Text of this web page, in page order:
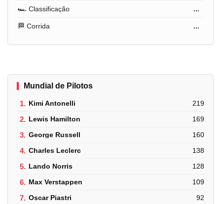
🏎️ Classificação ...
🏁 Corrida ...
Mundial de Pilotos
1. Kimi Antonelli 219
2. Lewis Hamilton 169
3. George Russell 160
4. Charles Leclerc 138
5. Lando Norris 128
6. Max Verstappen 109
7. Oscar Piastri 92